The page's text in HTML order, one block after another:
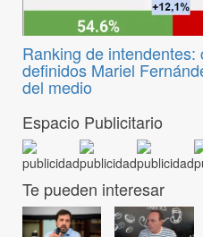
Ranking de intendentes:
definidos Mariel
del medio
Espacio Publicitario
Te pueden interesar